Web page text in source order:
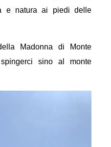
e natura ai piedi delle
Madonna di Monte
sino al monte